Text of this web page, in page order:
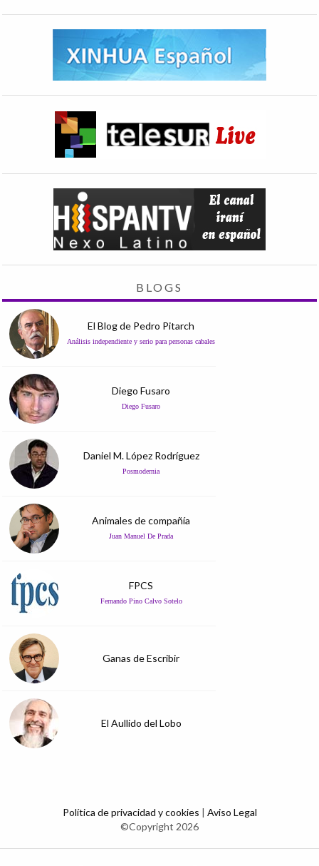
BLOGS
El Blog de Pedro Pitarch
Análisis independiente y serio para personas cabales
Diego Fusaro
Diego Fusaro
Daniel M. López Rodríguez
Posmodernia
Animales de compañía
Juan Manuel De Prada
FPCS
Fernando Pino Calvo Sotelo
Ganas de Escribir
El Aullido del Lobo
Política de privacidad y cookies | Aviso Legal
©Copyright 2026